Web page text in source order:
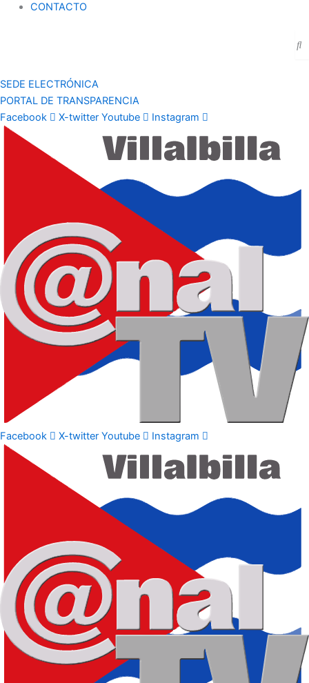
CONTACTO
SEDE ELECTRÓNICA
PORTAL DE TRANSPARENCIA
Facebook
X-twitter Youtube Instagram
Facebook X-twitter Youtube Instagram